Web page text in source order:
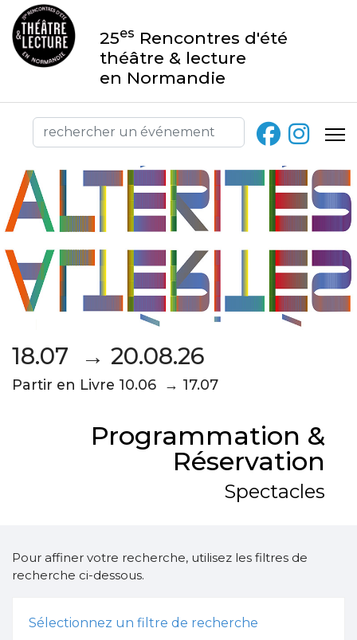
25es Rencontres d'été
théâtre & lecture
en Normandie
18.07 → 20.08.26
Partir en Livre 10.06 → 17.07
Programmation &
Réservation
Spectacles
Pour affiner votre recherche, utilisez les filtres de
recherche ci-dessous.
Sélectionnez un filtre de recherche